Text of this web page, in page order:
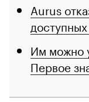
Aurus
Им можно
Первое